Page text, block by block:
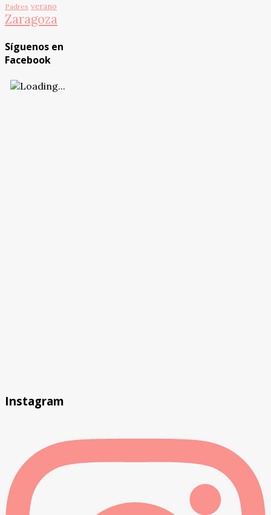
Padres verano
Zaragoza
Síguenos en
Facebook
Instagram